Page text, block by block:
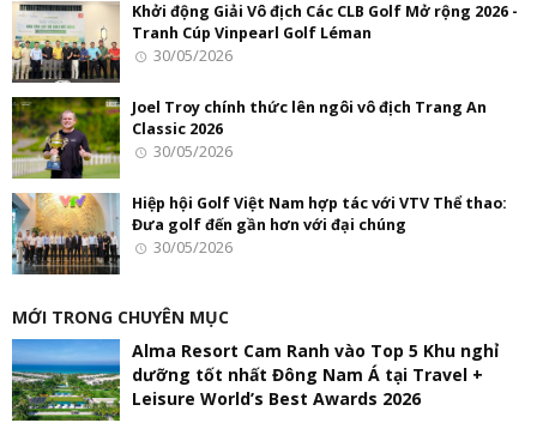
Khởi động Giải Vô địch Các CLB Golf Mở rộng 2026 -
Tranh Cúp Vinpearl Golf Léman
30/05/2026
Joel Troy chính thức lên ngôi vô địch Trang An
Classic 2026
30/05/2026
Hiệp hội Golf Việt Nam hợp tác với VTV Thể thao:
Đưa golf đến gần hơn với đại chúng
30/05/2026
MỚI TRONG CHUYÊN MỤC
Alma Resort Cam Ranh vào Top 5 Khu nghỉ
dưỡng tốt nhất Đông Nam Á tại Travel +
Leisure World’s Best Awards 2026